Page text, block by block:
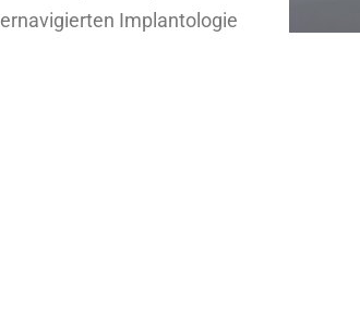
Implantologie